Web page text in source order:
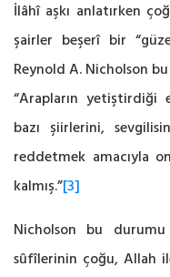
İlâhî aşkı anlatırken
şairler beşerî bir
Reynold A. Nicholson
‎‎“Arapların yetiştirdiği
bazı şiirlerini,
reddetmek amacıyla
kalmış.”[3]
Nicholson bu durumu
sûfîlerinin çoğu, ‎Allah